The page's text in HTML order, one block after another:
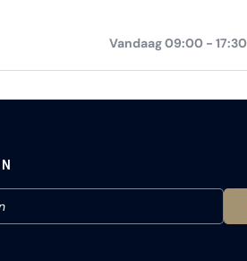
Vandaag 09:00 - 17:30